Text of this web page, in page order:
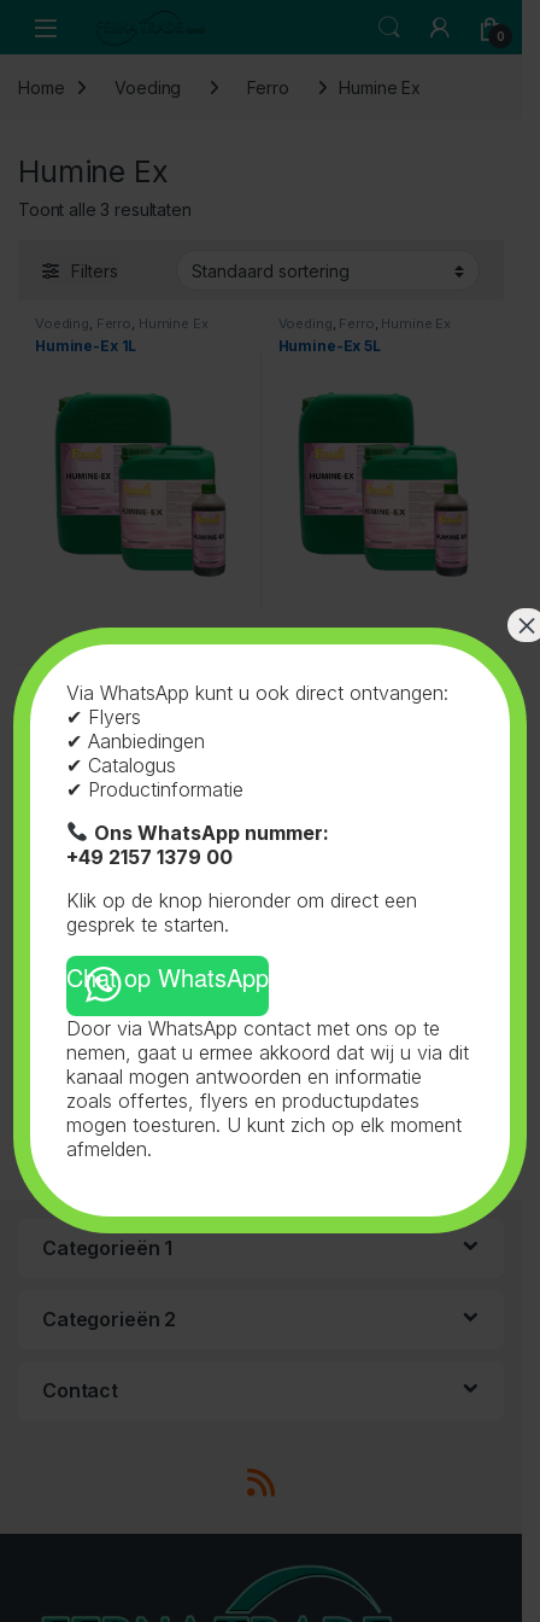
Open 0
Home Voeding Ferro Humine Ex
Humine Ex
Toont alle 3 resultaten
Filters
Voeding, Ferro, Humine Ex
Humine-Ex 1L
Voeding, Ferro, Humine Ex
Humine-Ex 5L
Voeding, Ferro,Humine Ex
Humine-Ex 10L
Toont alle 3 resultaten
Categorieën 1
Categorieën 2
Contact
Via WhatsApp kunt u ook direct ontvangen:
✔ Flyers
✔ Aanbiedingen
✔ Catalogus
✔ Productinformatie
Ons WhatsApp nummer:
+49 2157 1379 00
Klik op de knop hieronder om direct een
gesprek te starten.
Chat op WhatsApp
Door via WhatsApp contact met ons op te
nemen, gaat u ermee akkoord dat wij u via dit
kanaal mogen antwoorden en informatie
zoals offertes, flyers en productupdates
mogen toesturen. U kunt zich op elk moment
afmelden.
×